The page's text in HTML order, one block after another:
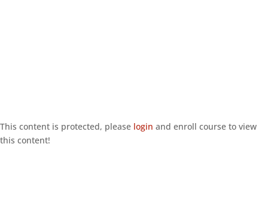
This content is protected, please login and enroll course to view
this content!